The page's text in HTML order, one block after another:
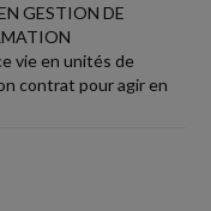
GESTION DE
vie en unités de
contrat pour agir en